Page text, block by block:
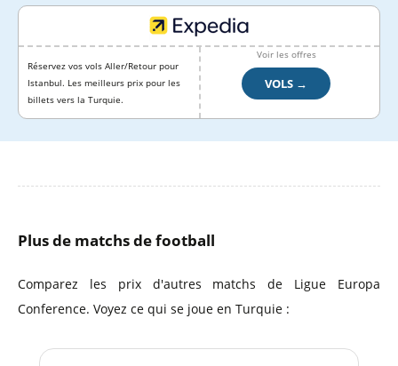
Réservez vos vols Aller/Retour pour
Istanbul. Les meilleurs prix pour les
billets vers la Turquie.
Voir les offres
VOLS →
Plus de matchs de football
Comparez les prix d'autres matchs de Ligue Europa
Conference. Voyez ce qui se joue en Turquie :